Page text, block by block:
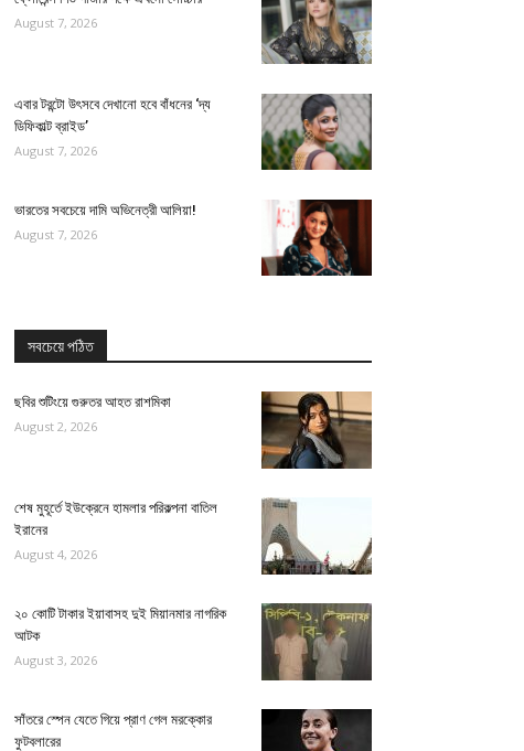
August 7, 2026
এবার টরন্টো উৎসবে দেখানো হবে বাঁধনের ‘দ্য
ডিফিকাল্ট ব্রাইড’
August 7, 2026
ভারতের সবচেয়ে দামি অভিনেত্রী আলিয়া!
August 7, 2026
সবচেয়ে পঠিত
ছবির শুটিংয়ে গুরুতর আহত রাশমিকা
August 2, 2026
শেষ মুহূর্তে ইউক্রেনে হামলার পরিকল্পনা বাতিল
ইরানের
August 4, 2026
২০ কোটি টাকার ইয়াবাসহ দুই মিয়ানমার নাগরিক
আটক
August 3, 2026
সাঁতরে স্পেন যেতে গিয়ে প্রাণ গেল মরক্কোর
ফুটবলারের